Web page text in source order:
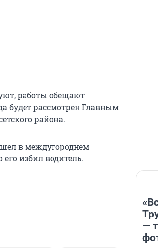
работы обещают
будет рассмотрен Главным
района.
в междугороднем
его избил водитель.
—